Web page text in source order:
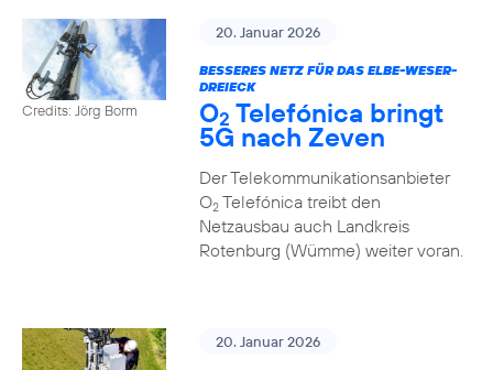
Credits: Jörg Borm
20. Januar 2026
BESSERES NETZ FÜR DAS ELBE-WESER-
DREIECK
O2 Telefónica bringt
5G nach Zeven
Der Telekommunikationsanbieter
O2Telefónica treibt den
Netzausbau auch Landkreis
Rotenburg (Wümme) weiter voran.
20. Januar 2026